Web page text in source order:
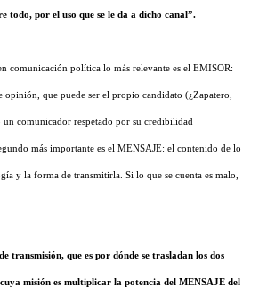
todo, por el uso que se le da a dicho canal”.
comunicación política lo más relevante es el EMISOR:
opinión, que puede ser el propio candidato (¿Zapatero,
comunicador respetado por su credibilidad
más importante es el MENSAJE: el contenido de lo
y la forma de transmitirla. Si lo que se cuenta es malo,
transmisión, que es por dónde se trasladan los dos
misión es multiplicar la potencia del MENSAJE del